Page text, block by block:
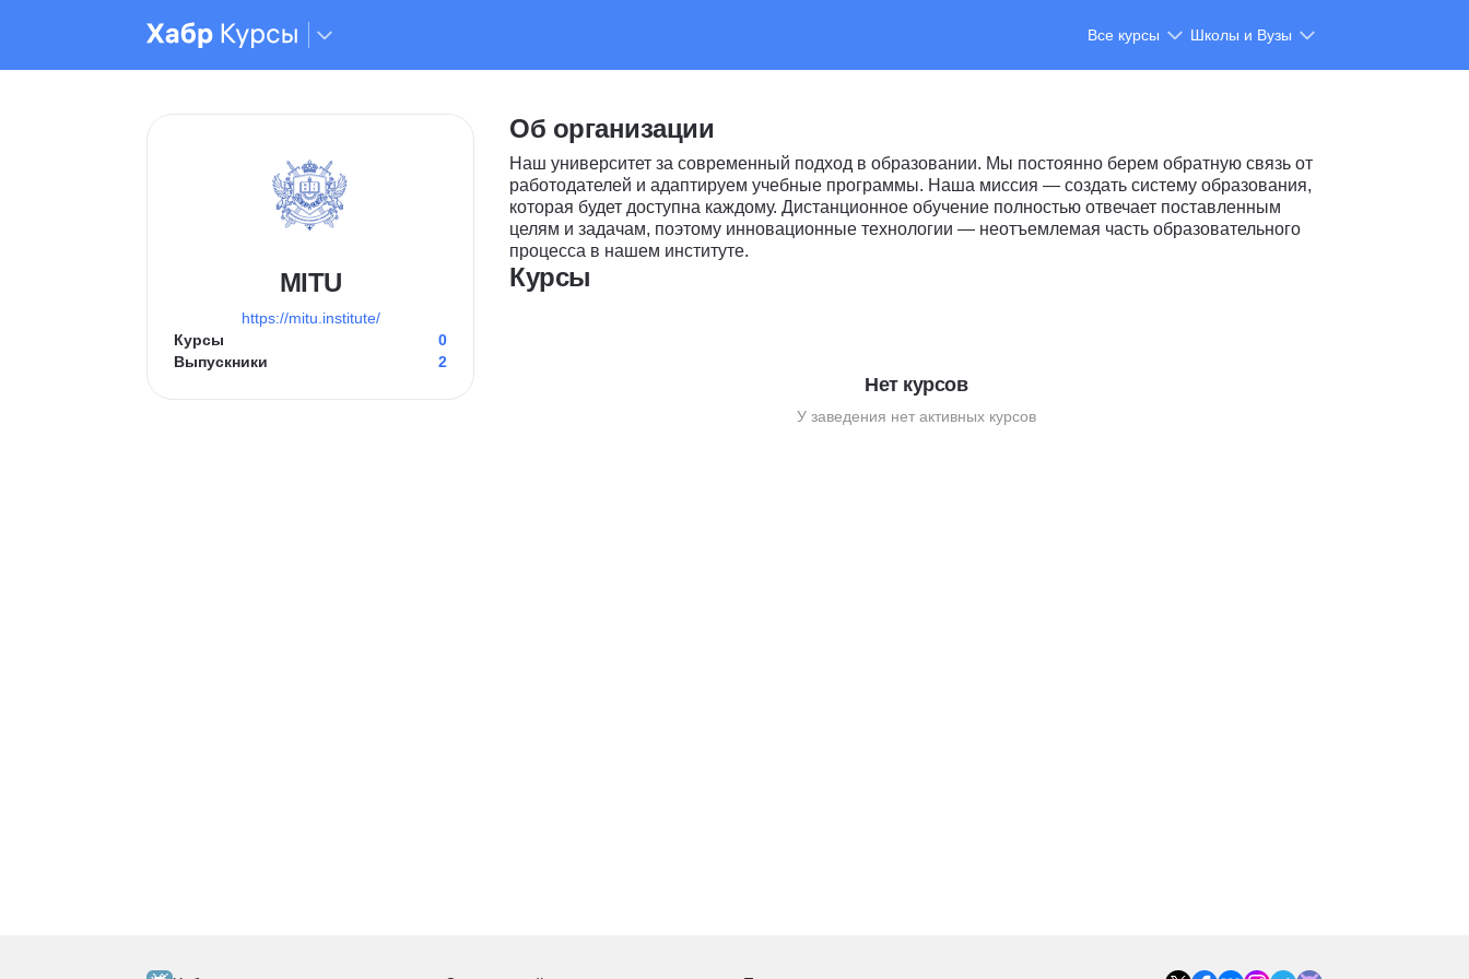
Все курсы Школы и Вузы
MITU
https://mitu.institute/
Курсы
0
Выпускники
2
Об организации
Наш университет за современный подход в образовании. Мы постоянно берем обратную связь от
работодателей и адаптируем учебные программы. Наша миссия — создать систему образования,
которая будет доступна каждому. Дистанционное обучение полностью отвечает поставленным
целям и задачам, поэтому инновационные технологии — неотъемлемая часть образовательного
процесса в нашем институте.
Курсы
Нет курсов
У заведения нет активных курсов